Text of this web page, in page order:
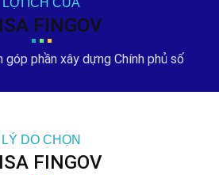
LỢI ÍCH CỦA
FINGOV
góp phần xây dựng Chính phủ số
LÝ DO CHỌN
FINGOV